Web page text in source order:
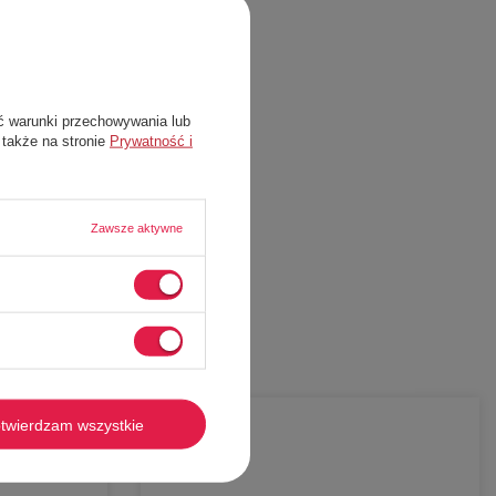
warunki przechowywania lub
na stronie Prywatność i
Zawsze aktywne
wszystkie